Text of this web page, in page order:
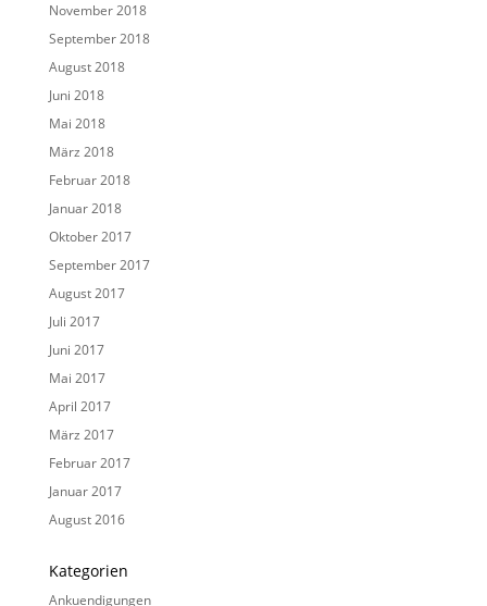
November 2018
September 2018
August 2018
Juni 2018
Mai 2018
März 2018
Februar 2018
Januar 2018
Oktober 2017
September 2017
August 2017
Juli 2017
Juni 2017
Mai 2017
April 2017
März 2017
Februar 2017
Januar 2017
August 2016
Kategorien
Ankuendigungen